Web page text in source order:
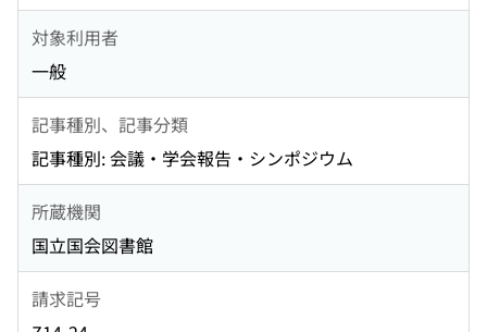
対象利用者
一般
記事種別、記事分類
記事種別: 会議・学会報告・シンポジウム
所蔵機関
国立国会図書館
請求記号